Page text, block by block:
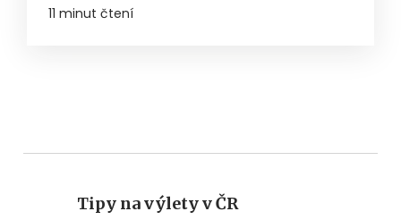
11 minut čtení
Tipy na výlety v ČR